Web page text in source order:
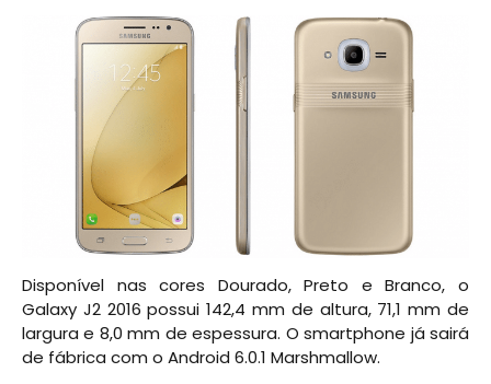
Disponível nas cores Dourado, Preto e Branco, o
Galaxy J2 2016 possui 142,4 mm de altura, 71,1 mm de
largura e 8,0 mm de espessura. O smartphone já sairá
de fábrica com o Android 6.0.1 Marshmallow.